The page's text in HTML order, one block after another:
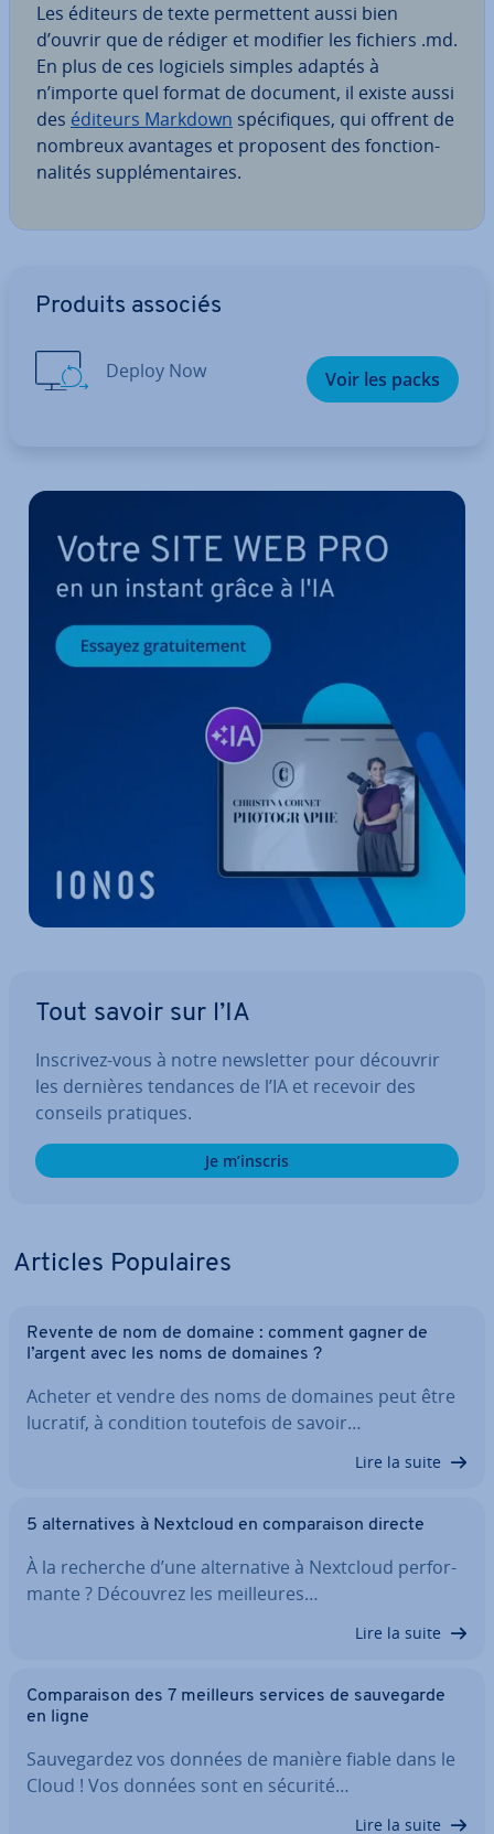
Les éditeurs de texte per­met­tent aussi bien
d’ouvrir que de rédiger et modifier les fichiers .md.
En plus de ces logiciels simples adaptés à
n’importe quel format de document, il existe aussi
des éditeurs Markdown spé­ci­fiques, qui offrent de
nombreux avantages et proposent des fonc­tion­
na­li­tés sup­plé­men­taires.
Produits associés
Deploy Now Voir les packs
Tout savoir sur l’IA
Inscrivez-vous à notre news­let­ter pour découvrir
les dernières tendances de l’IA et recevoir des
conseils pratiques.
Je m’inscris
Articles Po­pu­laires
Revente de nom de domaine : comment gagner de
l’argent avec les noms de domaines ?
Acheter et vendre des noms de domaines peut être
lucratif, à condition toutefois de savoir…
Lire la suite
5 al­ter­na­tives à Nextcloud en com­pa­rai­son directe
À la recherche d’une al­ter­na­tive à Nextcloud per­for­
mante ? Découvrez les meil­leures…
Lire la suite
Com­pa­rai­son des 7 meilleurs services de sau­ve­garde
en ligne
Sau­ve­gar­dez vos données de manière fiable dans le
Cloud ! Vos données sont en sécurité…
Lire la suite